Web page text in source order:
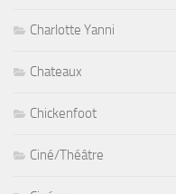
Charlotte Yanni
Chateaux
Chickenfoot
Ciné/Théâtre